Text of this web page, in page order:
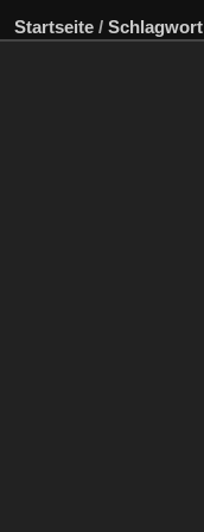
Startseite / Schlagwort